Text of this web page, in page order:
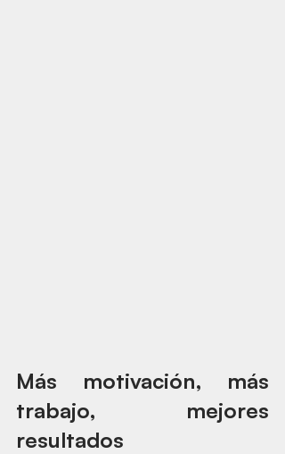
Más motivación, más
trabajo, mejores
resultados